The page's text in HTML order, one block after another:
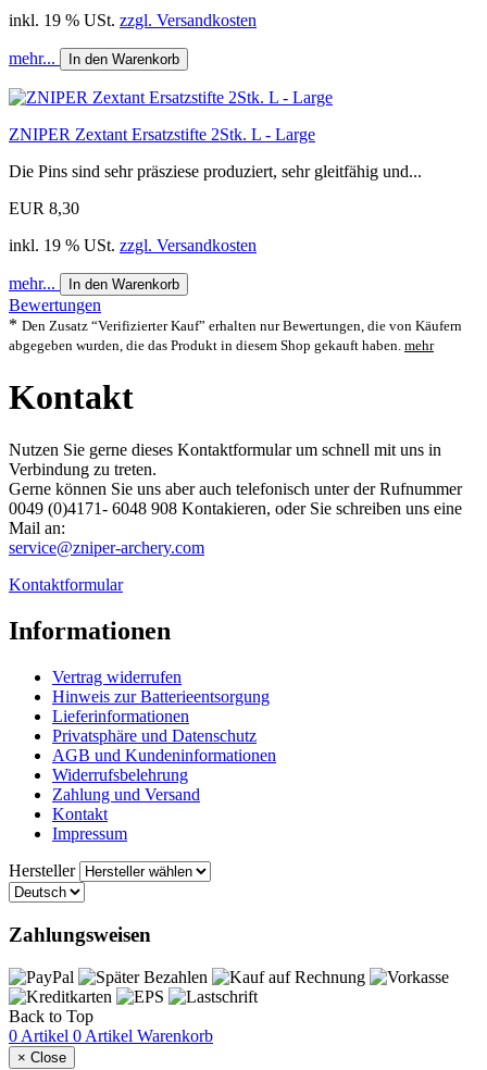
inkl. 19 % USt. zzgl. Versandkosten
mehr... In den Warenkorb
ZNIPER Zextant Ersatzstifte 2Stk. L - Large
Die Pins sind sehr präsziese produziert, sehr gleitfähig und...
EUR 8,30
inkl. 19 % USt. zzgl. Versandkosten
mehr... In den Warenkorb
Bewertungen
* Den Zusatz “Verifizierter Kauf” erhalten nur Bewertungen, die von Käufern
abgegeben wurden, die das Produkt in diesem Shop gekauft haben. mehr
Kontakt
Nutzen Sie gerne dieses Kontaktformular um schnell mit uns in
Verbindung zu treten.
Gerne können Sie uns aber auch telefonisch unter der Rufnummer
0049 (0)4171- 6048 908​ Kontakieren, oder Sie schreiben uns eine
Mail an:
service@zniper-archery.com
Kontaktformular
Informationen
Vertrag widerrufen
Hinweis zur Batterieentsorgung
Lieferinformationen
Privatsphäre und Datenschutz
AGB und Kundeninformationen
Widerrufsbelehrung
Zahlung und Versand
Kontakt
Impressum
Hersteller
Zahlungsweisen
Back to Top
0 Artikel 0 Artikel Warenkorb
× Close